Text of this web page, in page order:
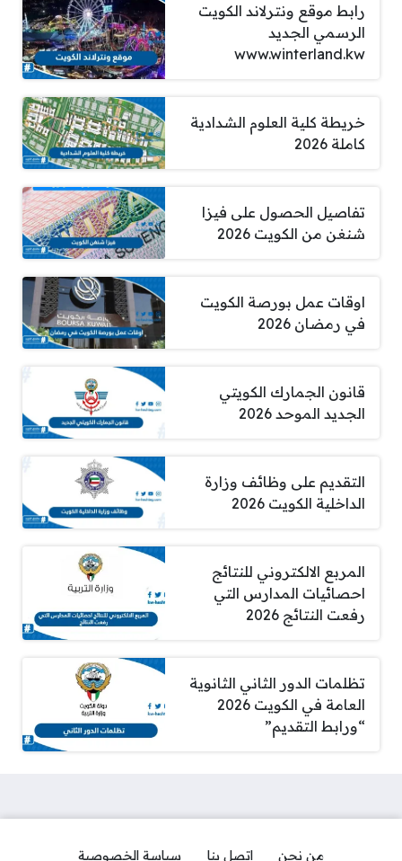
رابط موقع ونترلاند الكويت
الرسمي الجديد
www.winterland.kw
خريطة كلية العلوم الشدادية
كاملة 2026
تفاصيل الحصول على فيزا
شنغن من الكويت 2026
اوقات عمل بورصة الكويت
في رمضان 2026
قانون الجمارك الكويتي
الجديد الموحد 2026
التقديم على وظائف وزارة
الداخلية الكويت 2026
المربع الالكتروني للنتائج
احصائيات المدارس التي
رفعت النتائج 2026
تظلمات الدور الثاني الثانوية
العامة في الكويت 2026
“ورابط التقديم”
من نحن اتصل بنا سياسة الخصوصية